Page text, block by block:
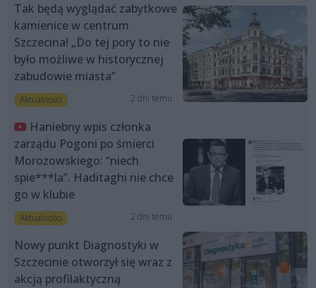
Tak będą wyglądać zabytkowe
kamienice w centrum
Szczecina! „Do tej pory to nie
było możliwe w historycznej
zabudowie miasta”
Aktualności 2 dni temu
Haniebny wpis członka
zarządu Pogoni po śmierci
Morozowskiego: “niech
spie***la”. Haditaghi nie chce
go w klubie
Aktualności 2 dni temu
Nowy punkt Diagnostyki w
Szczecinie otworzył się wraz z
akcją profilaktyczną